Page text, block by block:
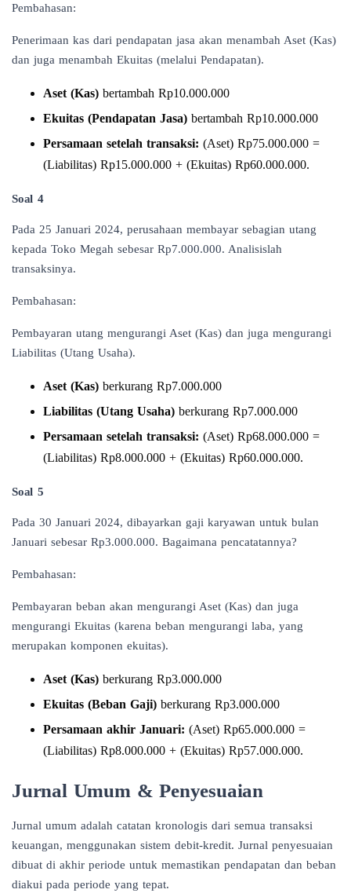
Pembahasan:
Penerimaan kas dari pendapatan jasa akan menambah Aset (Kas)
dan juga menambah Ekuitas (melalui Pendapatan).
Aset (Kas) bertambah Rp10.000.000
Ekuitas (Pendapatan Jasa) bertambah Rp10.000.000
Persamaan setelah transaksi: (Aset) Rp75.000.000 =
(Liabilitas) Rp15.000.000 + (Ekuitas) Rp60.000.000.
Soal 4
Pada 25 Januari 2024, perusahaan membayar sebagian utang
kepada Toko Megah sebesar Rp7.000.000. Analisislah
transaksinya.
Pembahasan:
Pembayaran utang mengurangi Aset (Kas) dan juga mengurangi
Liabilitas (Utang Usaha).
Aset (Kas) berkurang Rp7.000.000
Liabilitas (Utang Usaha) berkurang Rp7.000.000
Persamaan setelah transaksi: (Aset) Rp68.000.000 =
(Liabilitas) Rp8.000.000 + (Ekuitas) Rp60.000.000.
Soal 5
Pada 30 Januari 2024, dibayarkan gaji karyawan untuk bulan
Januari sebesar Rp3.000.000. Bagaimana pencatatannya?
Pembahasan:
Pembayaran beban akan mengurangi Aset (Kas) dan juga
mengurangi Ekuitas (karena beban mengurangi laba, yang
merupakan komponen ekuitas).
Aset (Kas) berkurang Rp3.000.000
Ekuitas (Beban Gaji) berkurang Rp3.000.000
Persamaan akhir Januari: (Aset) Rp65.000.000 =
(Liabilitas) Rp8.000.000 + (Ekuitas) Rp57.000.000.
Jurnal Umum & Penyesuaian
Jurnal umum adalah catatan kronologis dari semua transaksi
keuangan, menggunakan sistem debit-kredit. Jurnal penyesuaian
dibuat di akhir periode untuk memastikan pendapatan dan beban
diakui pada periode yang tepat.